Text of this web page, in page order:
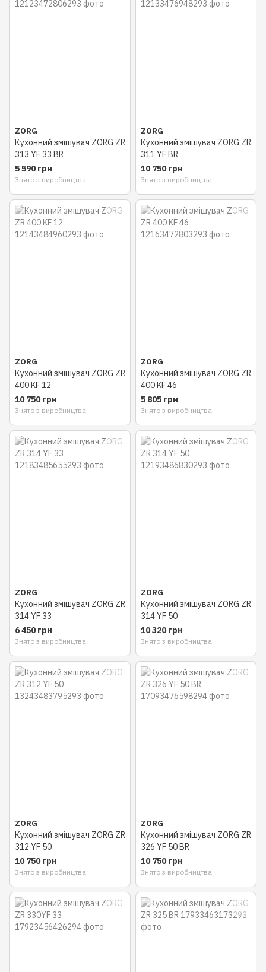
ZORG
Кухонний змішувач ZORG ZR
313 YF 33 BR
5 590 грн
Знято з виробництва
ZORG
Кухонний змішувач ZORG ZR
311 YF BR
10 750 грн
Знято з виробництва
ZORG
Кухонний змішувач ZORG ZR
400 KF 12
10 750 грн
Знято з виробництва
ZORG
Кухонний змішувач ZORG ZR
400 KF 46
5 805 грн
Знято з виробництва
ZORG
Кухонний змішувач ZORG ZR
314 YF 33
6 450 грн
Знято з виробництва
ZORG
Кухонний змішувач ZORG ZR
314 YF 50
10 320 грн
Знято з виробництва
ZORG
Кухонний змішувач ZORG ZR
312 YF 50
10 750 грн
Знято з виробництва
ZORG
Кухонний змішувач ZORG ZR
326 YF 50 BR
10 750 грн
Знято з виробництва